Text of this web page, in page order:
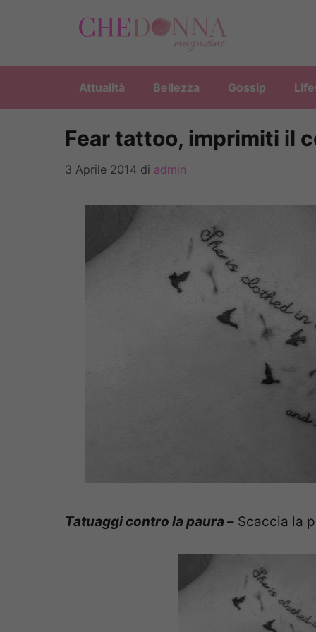
Attualità Bellezza Gossip
Fear tattoo, imprimiti il
3 Aprile 2014 di admin
Tatuaggi contro la paura – Scaccia la